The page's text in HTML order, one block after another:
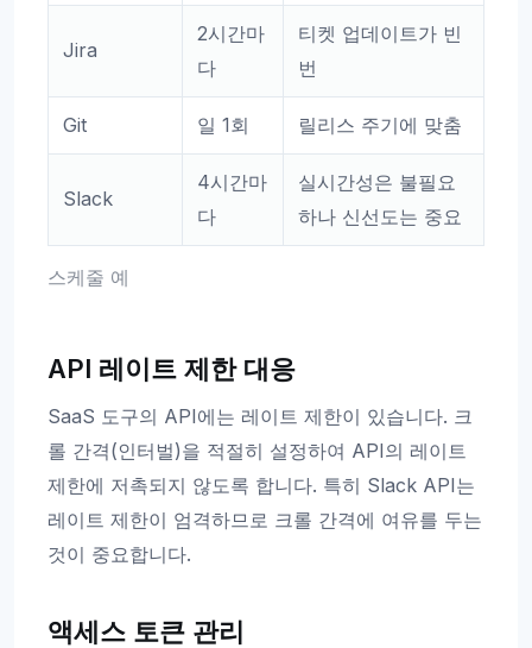
스케줄 예
Jira
2시간마
다
티켓 업데이트가 빈
번
Git 일 1회 릴리스 주기에 맞춤
Slack
4시간마
다
실시간성은 불필요
하나 신선도는 중요
API 레이트 제한 대응
SaaS 도구의 API에는 레이트 제한이 있습니다. 크
롤 간격(인터벌)을 적절히 설정하여 API의 레이트
제한에 저촉되지 않도록 합니다. 특히 Slack API는
레이트 제한이 엄격하므로 크롤 간격에 여유를 두는
것이 중요합니다.
액세스 토큰 관리